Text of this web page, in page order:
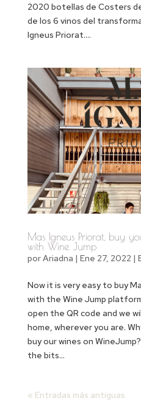
2020 botellas de Costers
de los 6 vinos del
Igneus Priorat....
Mas Igneus Priorat, buy
with Wine Jump
porAriadna | Ene 27, 2022 |
Now it is very easy to buy
with the Wine Jump
open the QR code and we
home, wherever you are.
buy our wines on
the bits...
« Entradas más antiguas